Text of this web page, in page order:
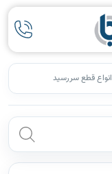
انواع قطع سررسید